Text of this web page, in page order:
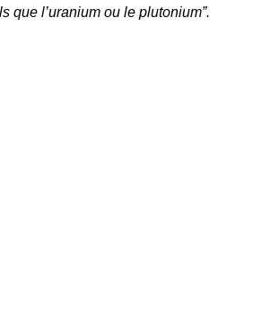
que l’uranium ou le plutonium”.